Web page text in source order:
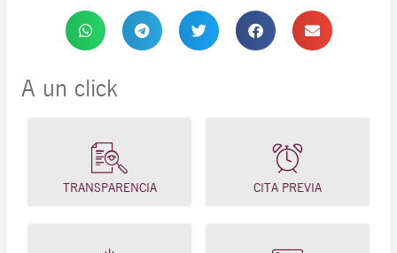
A un click
TRANSPARENCIA CITA PREVIA